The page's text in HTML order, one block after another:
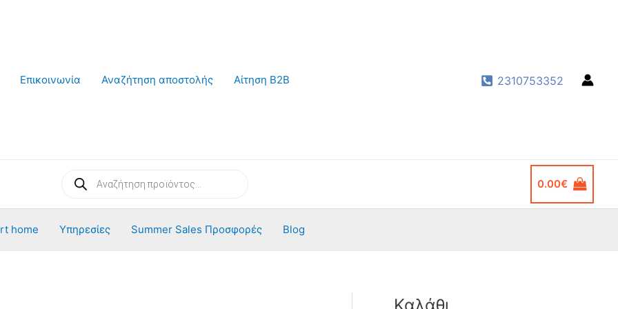
Επικοινωνία
Αναζήτηση αποστολής Αίτηση B2B 2310753352
Products
search 0.00€
home Υπηρεσίες Summer Sales Προσφορές Blog
Καλάθι